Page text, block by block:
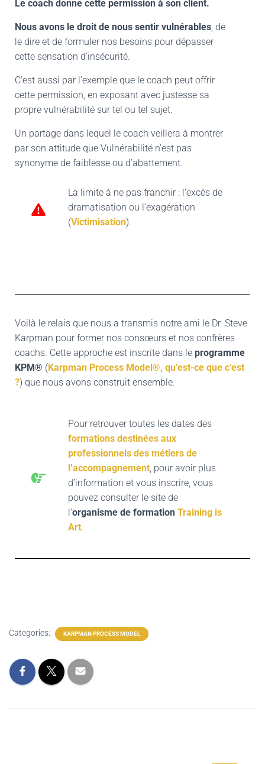
Le coach donne cette permission à son client.
Nous avons le droit de nous sentir vulnérables, de
le dire et de formuler nos besoins pour dépasser
cette sensation d’insécurité.
C’est aussi par l’exemple que le coach peut offrir
cette permission, en exposant avec justesse sa
propre vulnérabilité sur tel ou tel sujet.
Un partage dans lequel le coach veillera à montrer
par son attitude que Vulnérabilité n’est pas
synonyme de faiblesse ou d’abattement.
La limite à ne pas franchir : l’excès de
dramatisation ou l’exagération
(Victimisation).
Voilà le relais que nous a transmis notre ami le Dr. Steve
Karpman pour former nos consœurs et nos confrères
coachs. Cette approche est inscrite dans le programme
KPM® (Karpman Process Model®, qu’est-ce que c’est
?) que nous avons construit ensemble.
Pour retrouver toutes les dates des
formations destinées aux
professionnels des métiers de
l’accompagnement, pour avoir plus
d’information et vous inscrire, vous
pouvez consulter le site de
l’organisme de formation Training is
Art.
Categories: KARPMAN PROCESS MODEL